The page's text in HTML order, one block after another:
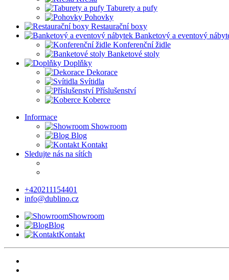
Taburety a pufy
Pohovky
Restaurační boxy
Banketový a eventový
Konferenční židle
Banketové stoly
Doplňky
Dekorace
Svítidla
Příslušenství
Koberce
Informace
Showroom
Blog
Kontakt
Sledujte nás na sítích
+420211154401
info@dublino.cz
Showroom
Blog
Kontakt